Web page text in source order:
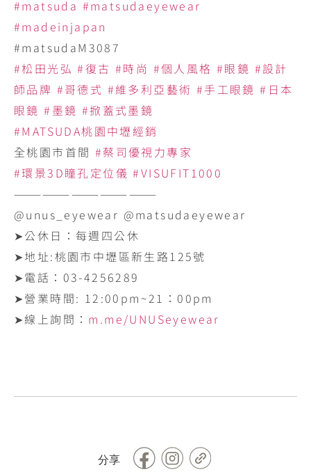
#matsuda #matsudaeyewear
#madeinjapan
#matsudaM3087
#松田光弘 #復古 #時尚 #個人風格 #眼鏡 #設計
師品牌 #哥德式 #維多利亞藝術 #手工眼鏡 #日本
眼鏡 #墨鏡 #掀蓋式墨鏡
#MATSUDA桃園中壢經銷
全桃園市首間 #蔡司優視力專家
#環景3D瞳孔定位儀 #VISUFIT1000
———————————————
@unus_eyewear @matsudaeyewear
➤公休日：每週四公休
➤地址:‪桃園市中壢區新生路125號‬
➤電話：‪03-4256289‬
➤營業時間: ‪12:00pm~21：00pm
➤線上詢問： m.me/UNUSeyewear
分享 Facebook
Copy